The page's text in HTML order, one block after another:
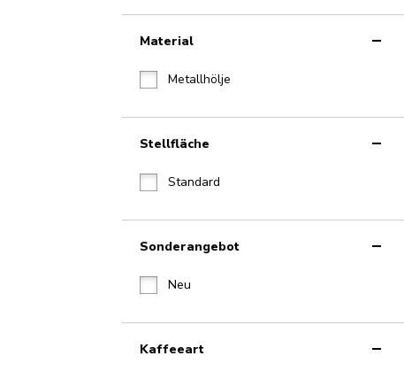
Material
Metallhölje
Stellfläche
Standard
Sonderangebot
Neu
Kaffeeart